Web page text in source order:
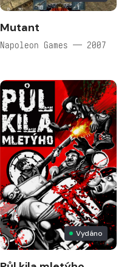
Mutant
Napoleon Games — 2007
Vydáno